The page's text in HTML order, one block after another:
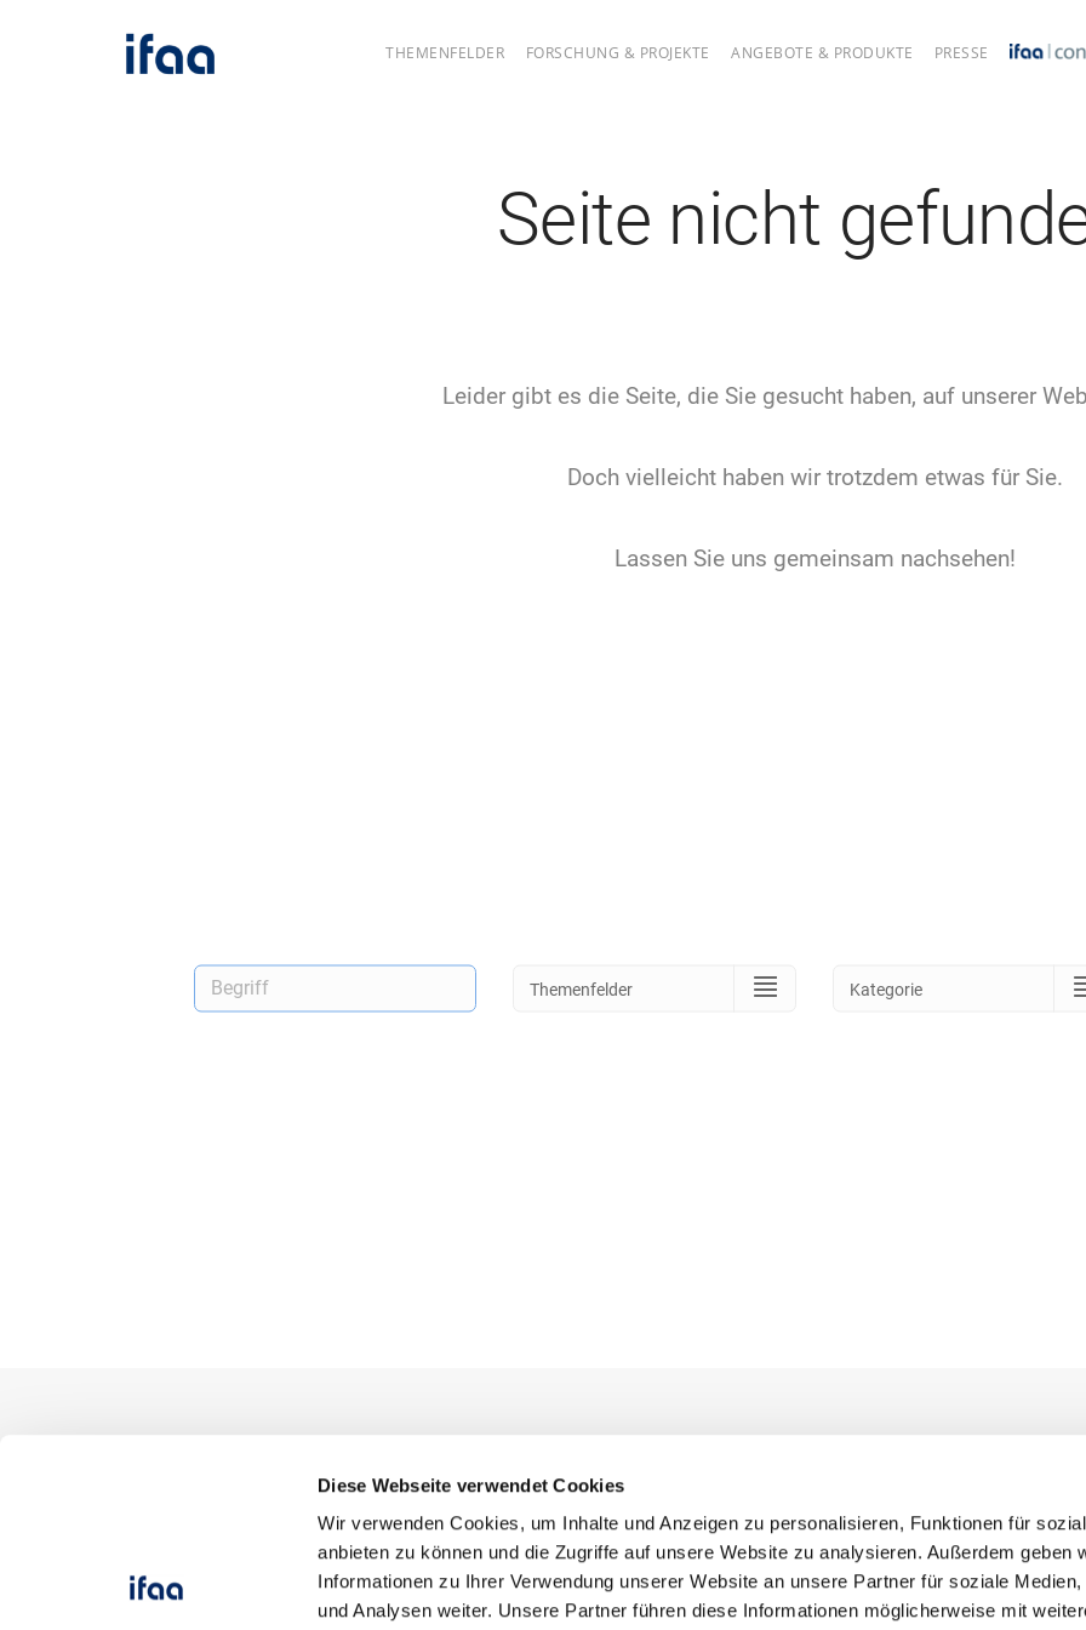
Diese Webseite verwendet Cookies
Wir verwenden Cookies, um Inhalte und Anzeigen zu personalisieren, Funktionen für
anbieten zu können und die Zugriffe auf unsere Website zu analysieren. Außerdem geben
Informationen zu Ihrer Verwendung unserer Website an unsere Partner für soziale Medien,
und Analysen weiter. Unsere Partner führen diese Informationen möglicherweise mit
THEMENFELDER FORSCHUNG & PROJEKTE ANGEBOTE & PRODUKTE PRESSE
Seite nicht
Leider gibt es die Seite, die Sie gesucht haben, auf unserer
Doch vielleicht haben wir trotzdem etwas für Sie.
Lassen Sie uns gemeinsam nachsehen!
Für wen wir aktiv sind
Institutsdirektor
Fachbereich Arbeitszeit & Vergütung
Fachbereich Arbeits- und
Pressemeldungen
Presse Downloads
ifaa-News und Praxistransfer
ifaa-podcast: Das ifaa spricht